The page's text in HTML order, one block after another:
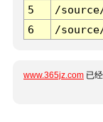
5
/
6
/
www.365jz.com 已